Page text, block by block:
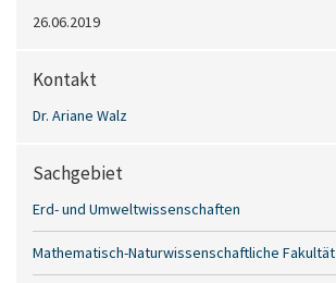
26.06.2019
Kontakt
Dr. Ariane Walz
Sachgebiet
Erd- und Umweltwissenschaften
Mathematisch-Naturwissenschaftliche Fakultät